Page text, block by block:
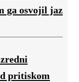
ga osvojil jaz
pritiskom